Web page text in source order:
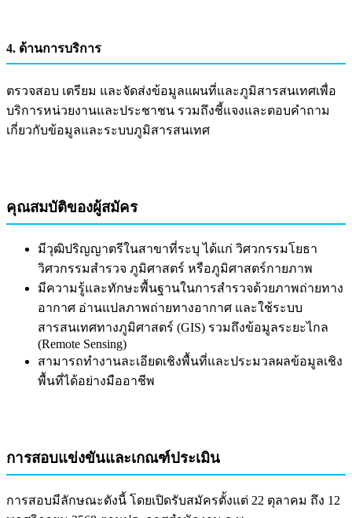
4. ด้านการบริการ
ตรวจสอบ เตรียม และจัดส่งข้อมูลแผนที่และภูมิสารสนเทศเพื่อ
บริการหน่วยงานและประชาชน รวมถึงชี้แจงและตอบคำถาม
เกี่ยวกับข้อมูลและระบบภูมิสารสนเทศ
คุณสมบัติของผู้สมัคร
มีวุฒิปริญญาตรีในสาขาที่ระบุ ได้แก่ วิศวกรรมโยธา
วิศวกรรมสำรวจ ภูมิศาสตร์ หรือภูมิศาสตร์กายภาพ
มีความรู้และทักษะพื้นฐานในการสำรวจด้วยภาพถ่ายทาง
อากาศ อ่านแปลภาพถ่ายทางอากาศ และใช้ระบบ
สารสนเทศทางภูมิศาสตร์ (GIS) รวมถึงข้อมูลระยะไกล
(Remote Sensing)
สามารถทำงานละเอียดเชิงพื้นที่และประมวลผลข้อมูลเชิง
พื้นที่ได้อย่างมืออาชีพ
การสอบแข่งขันและเกณฑ์ประเมิน
การสอบมีลักษณะดังนี้ โดยเปิดรับสมัครตั้งแต่ 22 ตุลาคม ถึง 12